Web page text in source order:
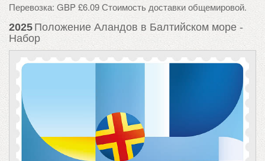
Перевозка: GBP £6.09 Стоимость доставки общемировой.
2025 Положение Аландов в Балтийском море -
Набор